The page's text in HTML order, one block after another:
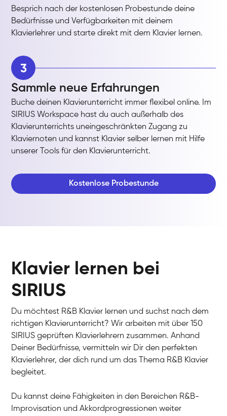
Besprich nach der kostenlosen Probestunde deine
Bedürfnisse und Verfügbarkeiten mit deinem
Klavierlehrer und starte direkt mit dem Klavier lernen.
3
Sammle neue Erfahrungen
Buche deinen Klavierunterricht immer flexibel online. Im
SIRIUS Workspace hast du auch außerhalb des
Klavierunterrichts uneingeschränkten Zugang zu
Klaviernoten und kannst Klavier selber lernen mit Hilfe
unserer Tools für den Klavierunterricht.
Kostenlose Probestunde
Klavier lernen bei
SIRIUS
Du möchtest R&B Klavier lernen und suchst nach dem
richtigen Klavierunterricht? Wir arbeiten mit über 150
SIRIUS geprüften Klavierlehrern zusammen. Anhand
Deiner Bedürfnisse, vermitteln wir Dir den perfekten
Klavierlehrer, der dich rund um das Thema R&B Klavier
begleitet.
Du kannst deine Fähigkeiten in den Bereichen R&B-
Improvisation und Akkordprogressionen weiter